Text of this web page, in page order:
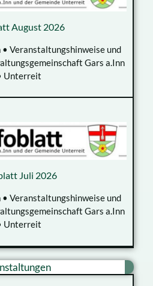
August 2026
Veranstaltungshinweise und
Gars a.Inn
Unterreit
Juli 2026
Veranstaltungshinweise und
Gars a.Inn
Unterreit